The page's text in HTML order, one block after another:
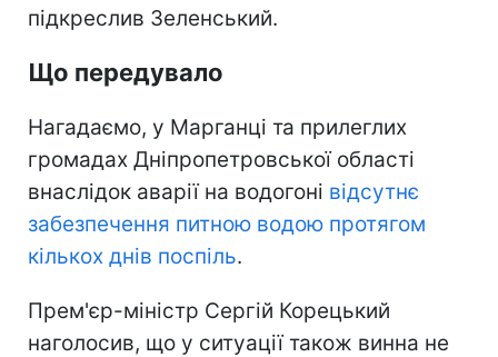
підкреслив Зеленський.
Що передувало
Нагадаємо, у Марганці та прилеглих
громадах Дніпропетровської області
внаслідок аварії на водогоні відсутнє
забезпечення питною водою протягом
кількох днів поспіль.
Прем'єр-міністр Сергій Корецький
наголосив, що у ситуації також винна не